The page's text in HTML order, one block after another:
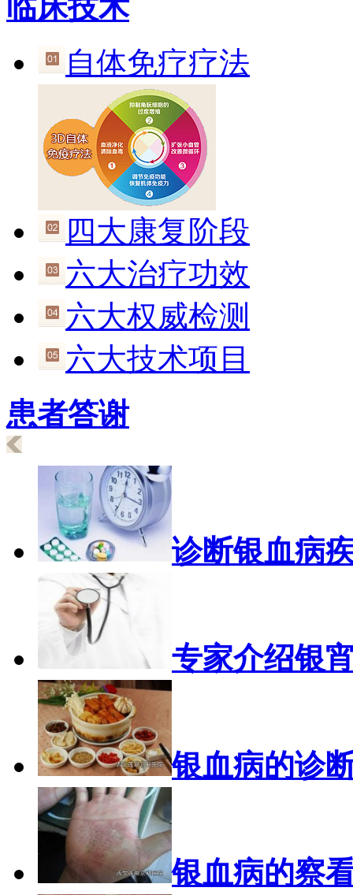
临床技术
自体免疗疗法
四大康复阶段
六大治疗功效
六大权威检测
六大技术项目
患者答谢
诊断银血病
专家介绍银
银血病的诊
银血病的察